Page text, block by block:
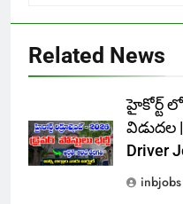
Related News
హైకోర్ట్
విడుదల
Driver
inbjobs